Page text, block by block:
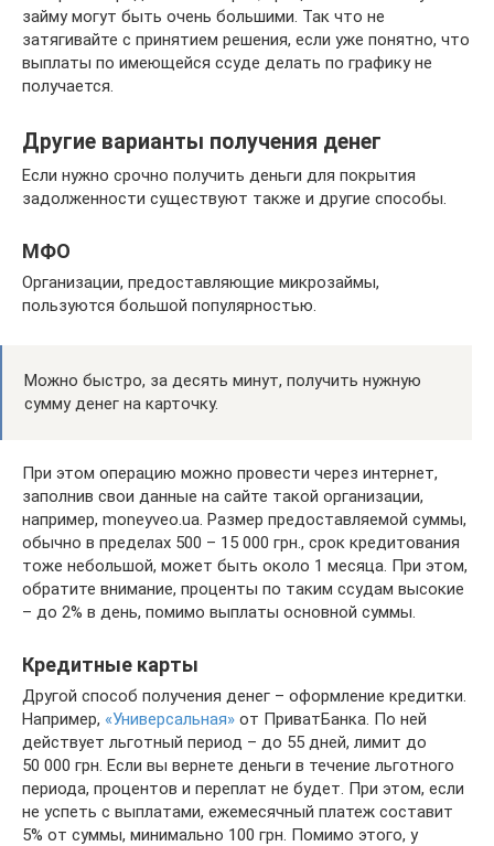
займу могут быть очень большими. Так что не
затягивайте с принятием решения, если уже понятно, что
выплаты по имеющейся ссуде делать по графику не
получается.
Другие варианты получения денег
Если нужно срочно получить деньги для покрытия
задолженности существуют также и другие способы.
МФО
Организации, предоставляющие микрозаймы,
пользуются большой популярностью.
Можно быстро, за десять минут, получить нужную
сумму денег на карточку.
При этом операцию можно провести через интернет,
заполнив свои данные на сайте такой организации,
например, moneyveo.ua. Размер предоставляемой суммы,
обычно в пределах 500 – 15 000 грн., срок кредитования
тоже небольшой, может быть около 1 месяца. При этом,
обратите внимание, проценты по таким ссудам высокие
– до 2% в день, помимо выплаты основной суммы.
Кредитные карты
Другой способ получения денег – оформление кредитки.
Например, «Универсальная» от ПриватБанка. По ней
действует льготный период – до 55 дней, лимит до
50 000 грн. Если вы вернете деньги в течение льготного
периода, процентов и переплат не будет. При этом, если
не успеть с выплатами, ежемесячный платеж составит
5% от суммы, минимально 100 грн. Помимо этого, у